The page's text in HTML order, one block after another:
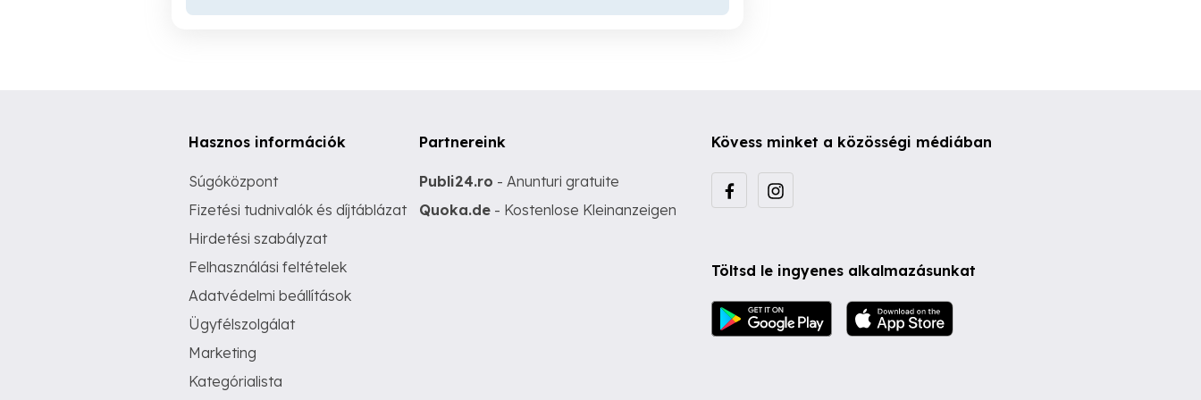
Hasznos információk
Súgóközpont
Fizetési tudnivalók és díjtáblázat
Hirdetési szabályzat
Felhasználási feltételek
Adatvédelmi beállítások
Ügyfélszolgálat
Marketing
Kategórialista
Partnereink
Publi24.ro - Anunturi gratuite
Quoka.de - Kostenlose Kleinanzeigen
Kövess minket a közösségi médiában
Töltsd le ingyenes alkalmazásunkat